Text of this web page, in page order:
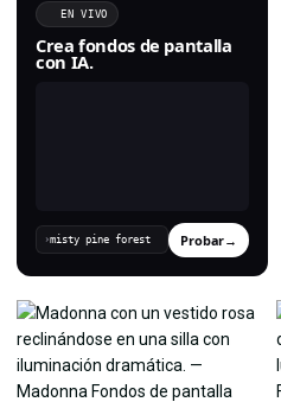
EN VIVO
Crea fondos de pantalla
con IA.
› Probar→